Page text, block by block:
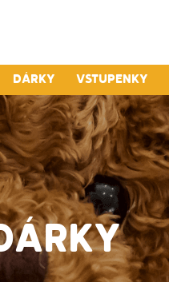
Dárky Vstupenky